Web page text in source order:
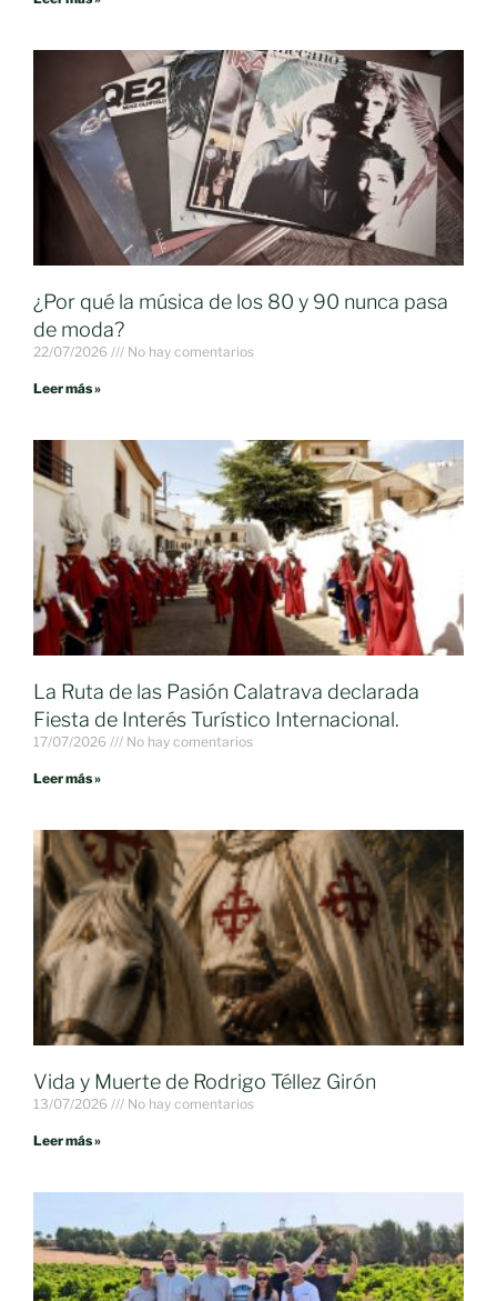
¿Por qué la música de los 80 y 90 nunca pasa
de moda?
22/07/2026 No hay comentarios
Leer más »
La Ruta de las Pasión Calatrava declarada
Fiesta de Interés Turístico Internacional.
17/07/2026 No hay comentarios
Leer más »
Vida y Muerte de Rodrigo Téllez Girón
13/07/2026 No hay comentarios
Leer más »